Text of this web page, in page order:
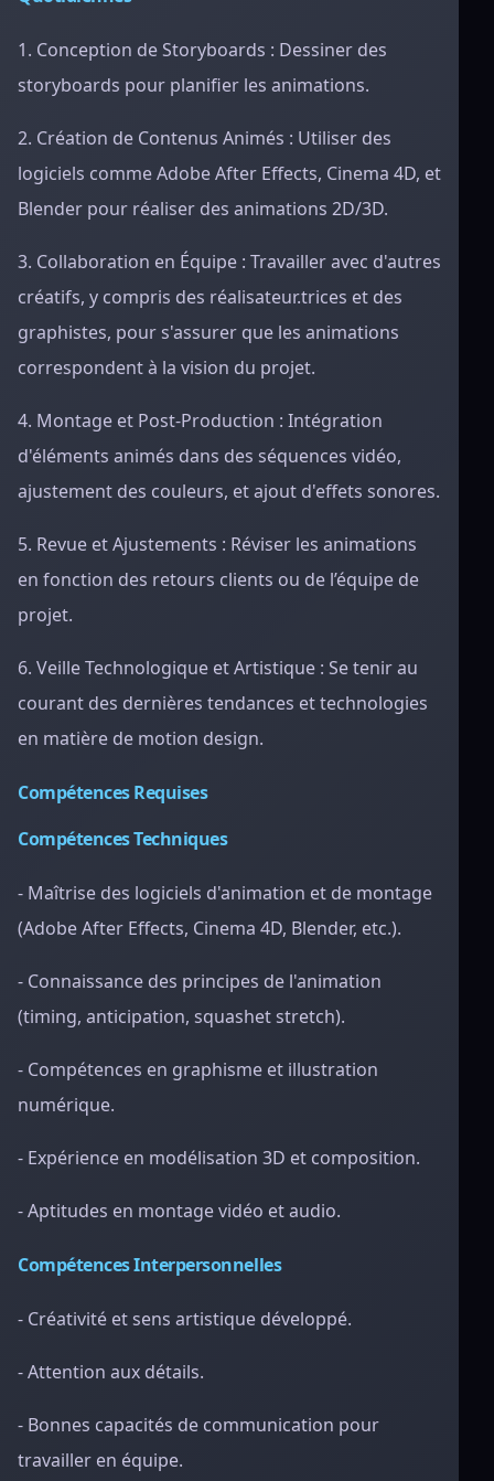
1. Conception de Storyboards : Dessiner des
storyboards pour planifier les animations.
2. Création de Contenus Animés : Utiliser des
logiciels comme Adobe After Effects, Cinema 4D, et
Blender pour réaliser des animations 2D/3D.
3. Collaboration en Équipe : Travailler avec d'autres
créatifs, y compris des réalisateur.trices et des
graphistes, pour s'assurer que les animations
correspondent à la vision du projet.
4. Montage et Post-Production : Intégration
d'éléments animés dans des séquences vidéo,
ajustement des couleurs, et ajout d'effets sonores.
5. Revue et Ajustements : Réviser les animations
en fonction des retours clients ou de l’équipe de
projet.
6. Veille Technologique et Artistique : Se tenir au
courant des dernières tendances et technologies
en matière de motion design.
Compétences Requises
Compétences Techniques
- Maîtrise des logiciels d'animation et de montage
(Adobe After Effects, Cinema 4D, Blender, etc.).
- Connaissance des principes de l'animation
(timing, anticipation, squashet stretch).
- Compétences en graphisme et illustration
numérique.
- Expérience en modélisation 3D et composition.
- Aptitudes en montage vidéo et audio.
Compétences Interpersonnelles
- Créativité et sens artistique développé.
- Attention aux détails.
- Bonnes capacités de communication pour
travailler en équipe.